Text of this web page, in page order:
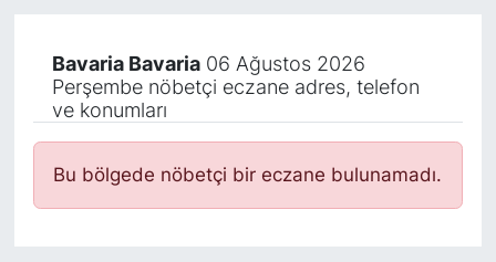
Bavaria Bavaria06 Ağustos 2026
Perşembe nöbetçi eczane adres, telefon
ve konumları
Bu bölgede nöbetçi bir eczane bulunamadı.